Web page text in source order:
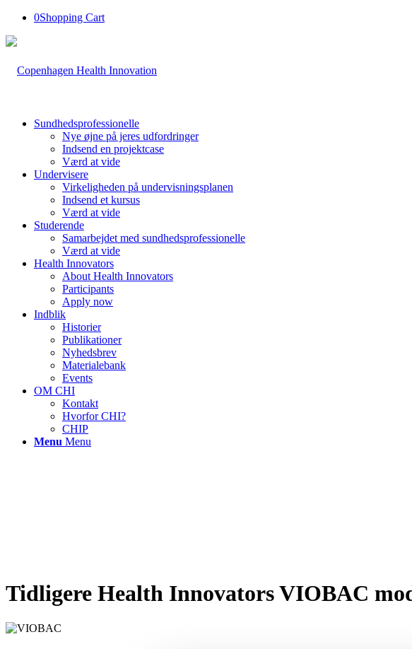
0Shopping Cart
Sundhedsprofessionelle
Nye øjne på jeres udfordringer
Indsend en projektcase
Værd at vide
Undervisere
Virkeligheden på undervisningsplanen
Indsend et kursus
Værd at vide
Studerende
Samarbejdet med sundhedsprofessionelle
Værd at vide
Health Innovators
About Health Innovators
Participants
Apply now
Indblik
Historier
Publikationer
Nyhedsbrev
Materialebank
Events
OM CHI
Kontakt
Hvorfor CHI?
CHIP
Menu Menu
Tidligere Health Innovators VIOBAC